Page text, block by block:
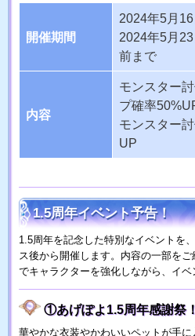
開催期間
2024年5月
2024年5月
前まで
内容
モンスター
プ確率
モンスター
UP
1.5周年イベント予告！
1.5周年を記念した特別なイベントを
ス後から開催します。内容の一部を
でキャラクターを強化しながら、イ
①あげぽよ1.5周年感謝祭！
華やかな衣装やかわいいペットが手に